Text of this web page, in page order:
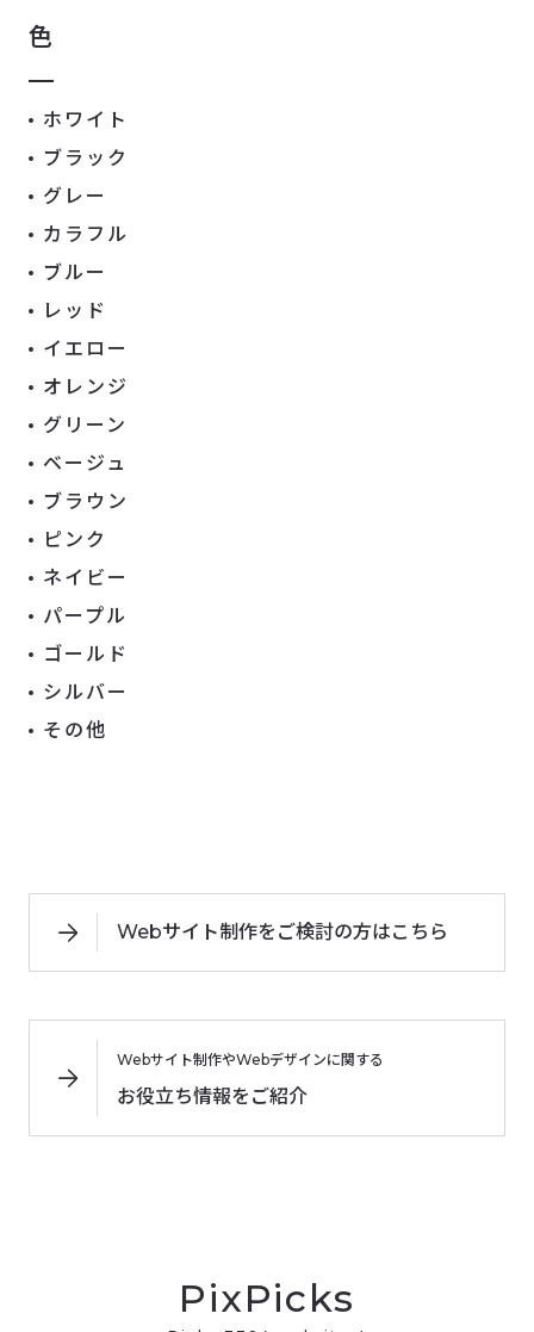
色
ホワイト
ブラック
グレー
カラフル
ブルー
レッド
イエロー
オレンジ
グリーン
ベージュ
ブラウン
ピンク
ネイビー
パープル
ゴールド
シルバー
その他
Webサイト制作をご検討の方はこちら
Webサイト制作やWebデザインに関する
お役立ち情報をご紹介
PixPicks